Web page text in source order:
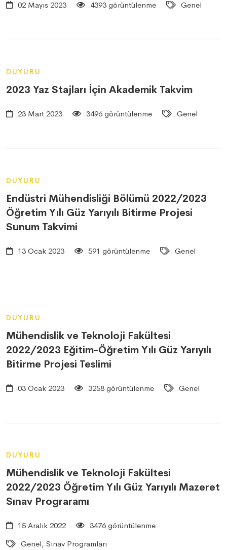
02 Mayıs 2023 4393 görüntülenme Genel
DUYURU
2023 Yaz Stajları İçin Akademik Takvim
23 Mart 2023 3496 görüntülenme Genel
DUYURU
Endüstri Mühendisliği Bölümü 2022/2023
Öğretim Yılı Güz Yarıyılı Bitirme Projesi
Sunum Takvimi
13 Ocak 2023 591 görüntülenme Genel
DUYURU
Mühendislik ve Teknoloji Fakültesi
2022/2023 Eğitim-Öğretim Yılı Güz Yarıyılı
Bitirme Projesi Teslimi
03 Ocak 2023 3258 görüntülenme Genel
DUYURU
Mühendislik ve Teknoloji Fakültesi
2022/2023 Öğretim Yılı Güz Yarıyılı Mazeret
Sınav Prograramı
15 Aralık 2022
3476 görüntülenme
Genel, Sınav Programları